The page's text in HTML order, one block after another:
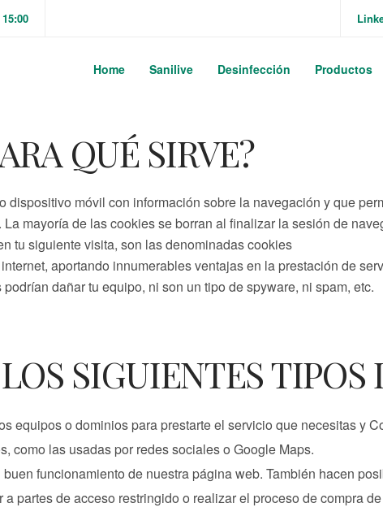
Home Sanilive Desinfección Productos
QUÉ SIRVE?
móvil con información sobre la navegación y que
mayoría de las cookies se borran al finalizar la sesión de
tu siguiente visita, son las denominadas cookies
aportando innumerables ventajas en la prestación de
dañar tu equipo, ni son un tipo de spyware, ni spam, etc.
SIGUIENTES TIPOS
equipos o dominios para prestarte el servicio que necesitas y
como las usadas por redes sociales o Google Maps.
funcionamiento de nuestra página web. También hacen
partes de acceso restringido o realizar el proceso de compra